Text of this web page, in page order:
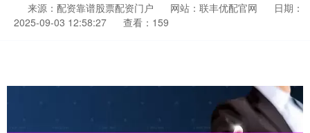
来源：配资靠谱股票配资门户 网站：联丰优配官网
日期：
2025-09-03 12:58:27
查看：159